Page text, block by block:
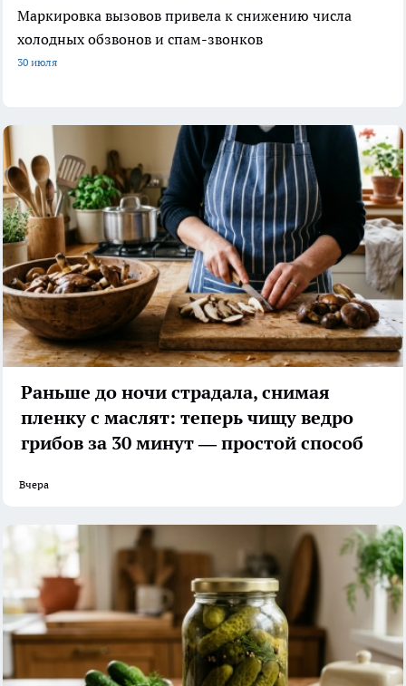
Маркировка вызовов привела к снижению числа
холодных обзвонов и спам-звонков
30 июля
Раньше до ночи страдала, снимая
пленку с маслят: теперь чищу ведро
грибов за 30 минут — простой способ
Вчера